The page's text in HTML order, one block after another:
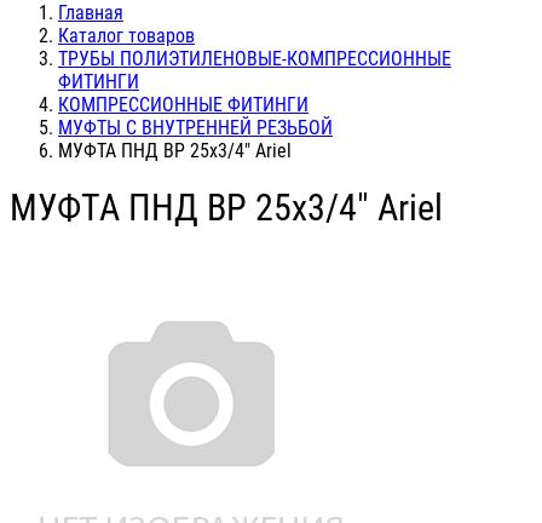
Главная
Каталог товаров
ТРУБЫ ПОЛИЭТИЛЕНОВЫЕ-КОМПРЕССИОННЫЕ
ФИТИНГИ
КОМПРЕССИОННЫЕ ФИТИНГИ
МУФТЫ С ВНУТРЕННЕЙ РЕЗЬБОЙ
МУФТА ПНД ВР 25х3/4" Ariel
МУФТА ПНД ВР 25х3/4" Ariel